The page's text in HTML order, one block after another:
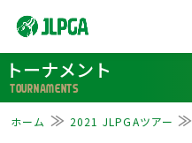
トーナメント
TOURNAMENTS
ホーム 2021 JLPGAツアー